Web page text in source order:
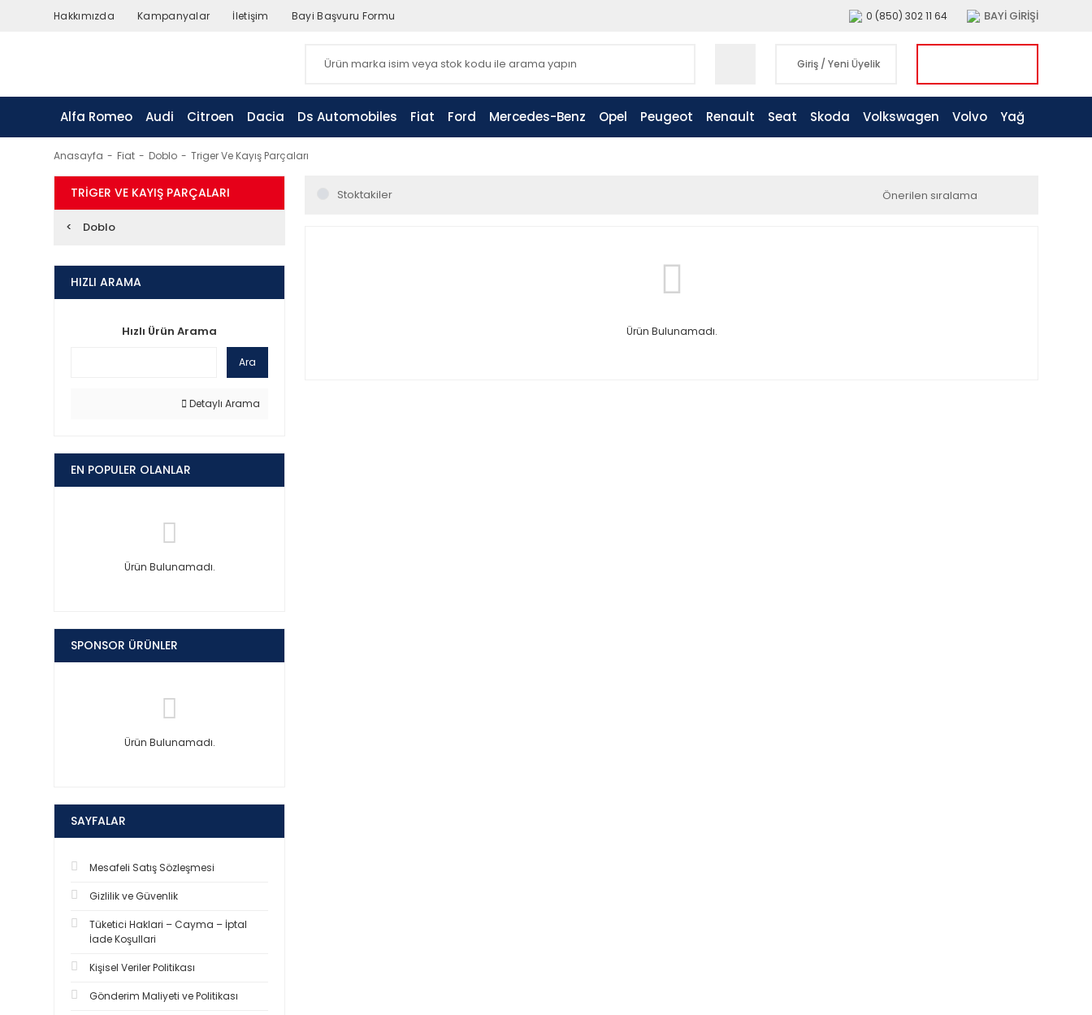
Hakkımızda Kampanyalar İletişim Bayi Başvuru Formu 0 (850) 302 11 64 BAYİ GİRİŞİ
Giriş / Yeni Üyelik
Alfa Romeo Audi Citroen Dacia Ds Automobiles Fiat Ford Mercedes-Benz Opel Peugeot Renault Seat Skoda Volkswagen Volvo Yağ
Anasayfa Fiat Doblo Triger Ve Kayış Parçaları
TRIGER VE KAYIŞ PARÇALARI
Doblo
HIZLI ARAMA
Hızlı Ürün Arama
Ara
Detaylı Arama
EN POPULER OLANLAR
Ürün Bulunamadı.
SPONSOR ÜRÜNLER
Ürün Bulunamadı.
SAYFALAR
Mesafeli Satış Sözleşmesi
Gizlilik ve Güvenlik
Tüketici Haklari – Cayma – İptal
İade Koşullari
Kişisel Veriler Politikası
Gönderim Maliyeti ve Politikası
Stoktakiler
Ürün Bulunamadı.